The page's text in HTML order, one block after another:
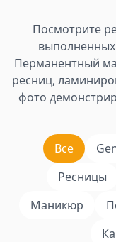
Посмотрите
Перманентный
ресниц,
фото
Все
Ресницы
Маникюр